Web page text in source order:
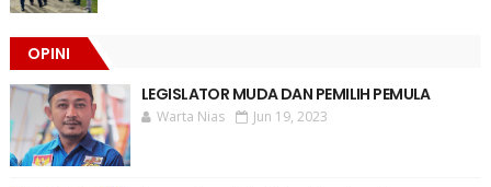
OPINI
LEGISLATOR MUDA DAN PEMILIH PEMULA
Warta Nias Jun 19, 2023